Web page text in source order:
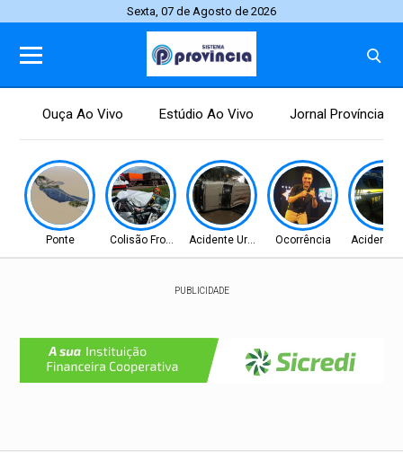
Sexta, 07 de Agosto de 2026
Ouça Ao Vivo Estúdio Ao Vivo Jornal Província
Ponte Colisão Frontal Acidente Urbano Ocorrência Acidente
PUBLICIDADE